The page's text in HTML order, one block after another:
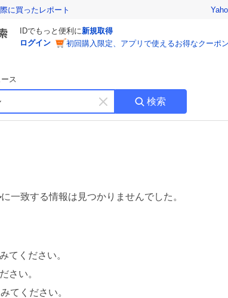
に買ったレポート
IDでもっと便利に新規取得
ログイン
初回購入限定、アプリで使えるお得なクーポン
ス
キ
ー
す
検索
に一致する情報は見つかりませんでした。
てください。
さい。
てください。